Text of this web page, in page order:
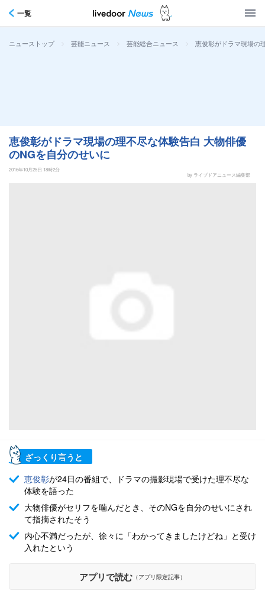
一覧
ニューストップ > 芸能ニュース > 芸能総合ニュース > 恵俊彰がドラマ現場の
恵俊彰がドラマ現場の理不尽な体験告白 大物俳優
のNGを自分のせいに
2016年10月25日 18時2分
by ライブドアニュース編集部
ざっくり言うと
恵俊彰が24日の番組で、ドラマの撮影現場で受けた理不尽な
体験を語った
大物俳優がセリフを噛んだとき、そのNGを自分のせいにされ
て指摘されたそう
内心不満だったが、徐々に「わかってきましたけどね」と受け
入れたという
アプリで読む （アプリ限定記事）